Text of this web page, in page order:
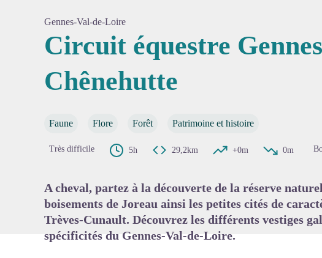
Gennes-Val-de-Loire
Circuit équestre
Chênehutte
Faune Flore Forêt Patrimoine et histoire
Très difficile 5h 29,2km +0m 0m
A cheval, partez à la découverte de la réserve
boisements de Joreau ainsi les petites cités de
Trèves-Cunault. Découvrez les différents vestiges
spécificités du Gennes-Val-de-Loire.